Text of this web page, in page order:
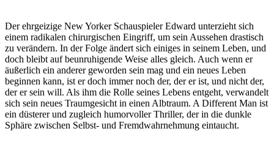
Der ehrgeizige New Yorker Schauspieler Edward unterzieht sich
einem radikalen chirurgischen Eingriff, um sein Aussehen drastisch
zu verändern. In der Folge ändert sich einiges in seinem Leben, und
doch bleibt auf beunruhigende Weise alles gleich. Auch wenn er
äußerlich ein anderer geworden sein mag und ein neues Leben
beginnen kann, ist er doch immer noch der, der er ist, und nicht der,
der er sein will. Als ihm die Rolle seines Lebens entgeht, verwandelt
sich sein neues Traumgesicht in einen Albtraum. A Different Man ist
ein düsterer und zugleich humorvoller Thriller, der in die dunkle
Sphäre zwischen Selbst- und Fremdwahrnehmung eintaucht.